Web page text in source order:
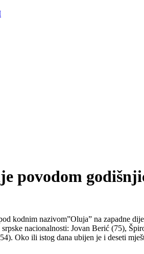
povodom
kodnim nazivom”Oluja” na zapadne
nacionalnosti: Jovan Berić (75),
Oko ili istog dana ubijen je i deseti